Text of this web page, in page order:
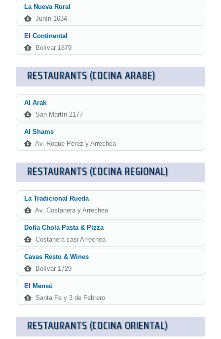
La Nueva Rural
Junín 1634
El Continental
Bolívar 1879
RESTAURANTS (COCINA ARABE)
Al Arak
San Martín 2177
Al Shams
Av. Roque Pérez y Arrechea
RESTAURANTS (COCINA REGIONAL)
La Tradicional Rueda
Av. Costanera y Arrechea
Doña Chola Pasta & Pizza
Costanera casi Arrechea
Cavas Resto & Wines
Bolívar 1729
El Mensú
Santa Fe y 3 de Febrero
RESTAURANTS (COCINA ORIENTAL)